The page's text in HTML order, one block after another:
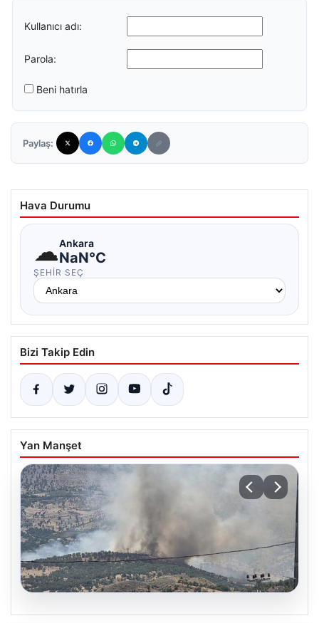
Kullanıcı adı:
Parola:
Beni hatırla
Paylaş:
Hava Durumu
☁Ankara
NaN°C
ŞEHIR SEÇ
Bizi Takip Edin
Yan Manşet
06.08.2026